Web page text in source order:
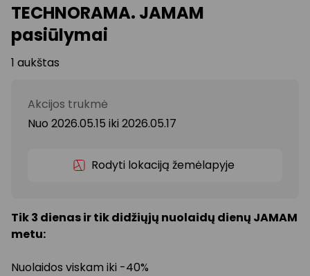
TECHNORAMA. JAMAM
pasiūlymai
1 aukštas
Akcijos trukmė
Nuo 2026.05.15 iki 2026.05.17
Rodyti lokaciją žemėlapyje
Tik 3 dienas ir tik didžiųjų nuolaidų dienų JAMAM
metu:
Nuolaidos viskam iki -40%